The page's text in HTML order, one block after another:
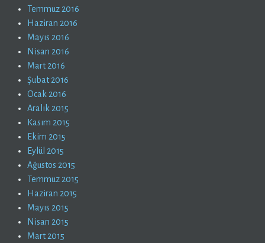
Temmuz 2016
Haziran 2016
Mayıs 2016
Nisan 2016
Mart 2016
Şubat 2016
Ocak 2016
Aralık 2015
Kasım 2015
Ekim 2015
Eylül 2015
Ağustos 2015
Temmuz 2015
Haziran 2015
Mayıs 2015
Nisan 2015
Mart 2015